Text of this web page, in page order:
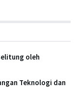
oleh
Teknologi dan